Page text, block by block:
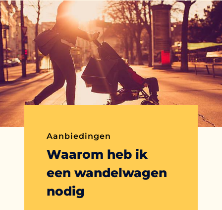
Aanbiedingen
Waarom heb ik
een wandelwagen
nodig